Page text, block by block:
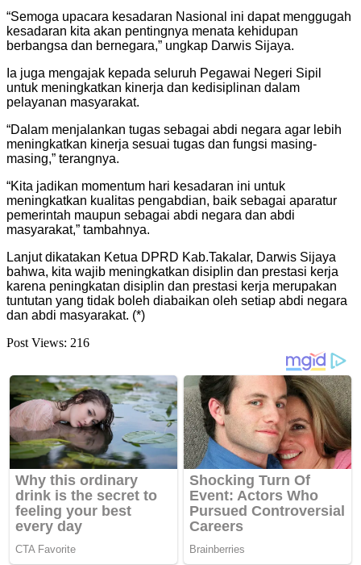
“Semoga upacara kesadaran Nasional ini dapat menggugah
kesadaran kita akan pentingnya menata kehidupan
berbangsa dan bernegara,” ungkap Darwis Sijaya.
Ia juga mengajak kepada seluruh Pegawai Negeri Sipil
untuk meningkatkan kinerja dan kedisiplinan dalam
pelayanan masyarakat.
“Dalam menjalankan tugas sebagai abdi negara agar lebih
meningkatkan kinerja sesuai tugas dan fungsi masing-
masing,” terangnya.
“Kita jadikan momentum hari kesadaran ini untuk
meningkatkan kualitas pengabdian, baik sebagai aparatur
pemerintah maupun sebagai abdi negara dan abdi
masyarakat,” tambahnya.
Lanjut dikatakan Ketua DPRD Kab.Takalar, Darwis Sijaya
bahwa, kita wajib meningkatkan disiplin dan prestasi kerja
karena peningkatan disiplin dan prestasi kerja merupakan
tuntutan yang tidak boleh diabaikan oleh setiap abdi negara
dan abdi masyarakat. (*)
Post Views: 216